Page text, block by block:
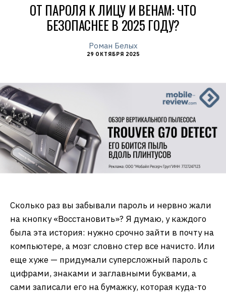
ОТ ПАРОЛЯ К ЛИЦУ И ВЕНАМ: ЧТО
БЕЗОПАСНЕЕ В 2025 ГОДУ?
Роман Белых
29 ОКТЯБРЯ 2025
Сколько раз вы забывали пароль и нервно жали
на кнопку «Восстановить»? Я думаю, у каждого
была эта история: нужно срочно зайти в почту на
компьютере, а мозг словно стер все начисто. Или
еще хуже — придумали суперсложный пароль с
цифрами, знаками и заглавными буквами, а
сами записали его на бумажку, которая куда-то